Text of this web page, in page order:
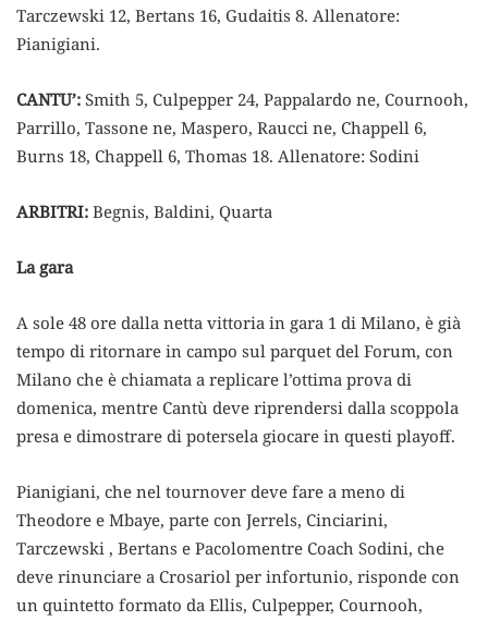
Tarczewski 12, Bertans 16, Gudaitis 8. Allenatore:
Pianigiani.
CANTU’: Smith 5, Culpepper 24, Pappalardo ne, Cournooh,
Parrillo, Tassone ne, Maspero, Raucci ne, Chappell 6,
Burns 18, Chappell 6, Thomas 18. Allenatore: Sodini
ARBITRI: Begnis, Baldini, Quarta
La gara
A sole 48 ore dalla netta vittoria in gara 1 di Milano, è già
tempo di ritornare in campo sul parquet del Forum, con
Milano che è chiamata a replicare l’ottima prova di
domenica, mentre Cantù deve riprendersi dalla scoppola
presa e dimostrare di potersela giocare in questi playoff.
Pianigiani, che nel tournover deve fare a meno di
Theodore e Mbaye, parte con Jerrels, Cinciarini,
Tarczewski , Bertans e Pacolomentre Coach Sodini, che
deve rinunciare a Crosariol per infortunio, risponde con
un quintetto formato da Ellis, Culpepper, Cournooh,